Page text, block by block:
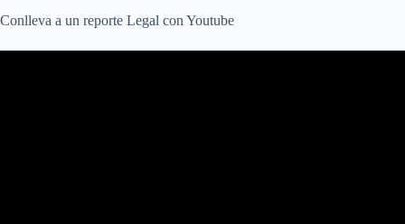
Conlleva a un reporte Legal con Youtube